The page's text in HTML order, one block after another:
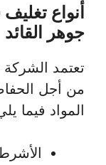
أنواع
جوهر القائد
تعتمد
من أجل
المواد فيما